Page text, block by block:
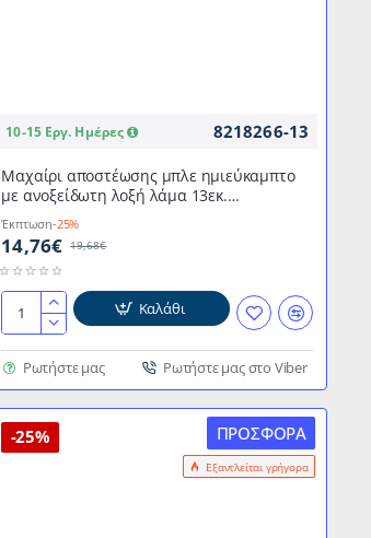
10-15 Εργ. Ημέρες 8218266-13
Μαχαίρι αποστέωσης μπλε ημιεύκαμπτο
με ανοξείδωτη λοξή λάμα 13εκ.
επαγγελματικό ExpertGrip 2K DICK
Έκπτωση-25%
14,76€ 19,68€
Μαχαίρι
μπλε
ημιεύκαμπτο
με
ανοξείδωτη
λοξή
Καλάθι
Ρωτήστε μας Ρωτήστε μας στο Viber
ΠΡΟΣΦΟΡΆ
Εξαντλείται γρήγορα
-25%